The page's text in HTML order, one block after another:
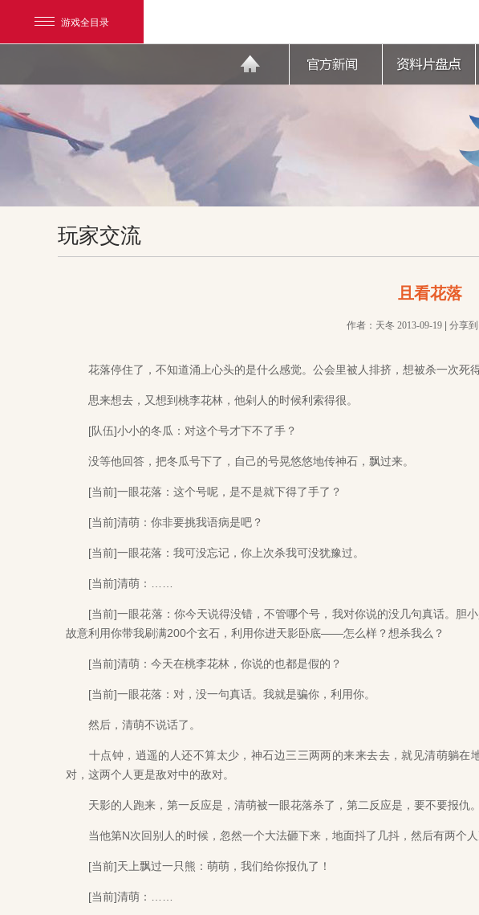
游戏全目录
玩家交流
且看花落
作者：天冬 2013-09-19 分享
花落停住了，不知道涌上心头的是什么感觉。公会里被人排挤，想被杀一次死得
思来想去，又想到桃李花林，他剁人的时候利索得很。
[队伍]小小的冬瓜：对这个号才下不了手？
没等他回答，把冬瓜号下了，自己的号晃悠悠地传神石，飘过来。
[当前]一眼花落：这个号呢，是不是就下得了手了？
[当前]清萌：你非要挑我语病是吧？
[当前]一眼花落：我可没忘记，你上次杀我可没犹豫过。
[当前]清萌：……
[当前]一眼花落：你今天说得没错，不管哪个号，我对你说的没几句真话。胆
故意利用你带我刷满200个玄石，利用你进天影卧底——怎么样？想杀我么？
[当前]清萌：今天在桃李花林，你说的也都是假的？
[当前]一眼花落：对，没一句真话。我就是骗你，利用你。
然后，清萌不说话了。
十点钟，逍遥的人还不算太少，神石边三三两两的来来去去，就见清萌躺在
对，这两个人更是敌对中的敌对。
天影的人跑来，第一反应是，清萌被一眼花落杀了，第二反应是，要不要报仇
当他第N次回别人的时候，忽然一个大法砸下来，地面抖了几抖，然后有两个人
[当前]天上飘过一只熊：萌萌，我们给你报仇了！
[当前]清萌：……